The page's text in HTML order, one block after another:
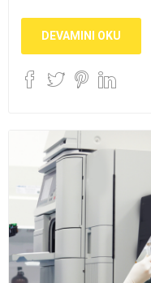
DEVAMINI OKU